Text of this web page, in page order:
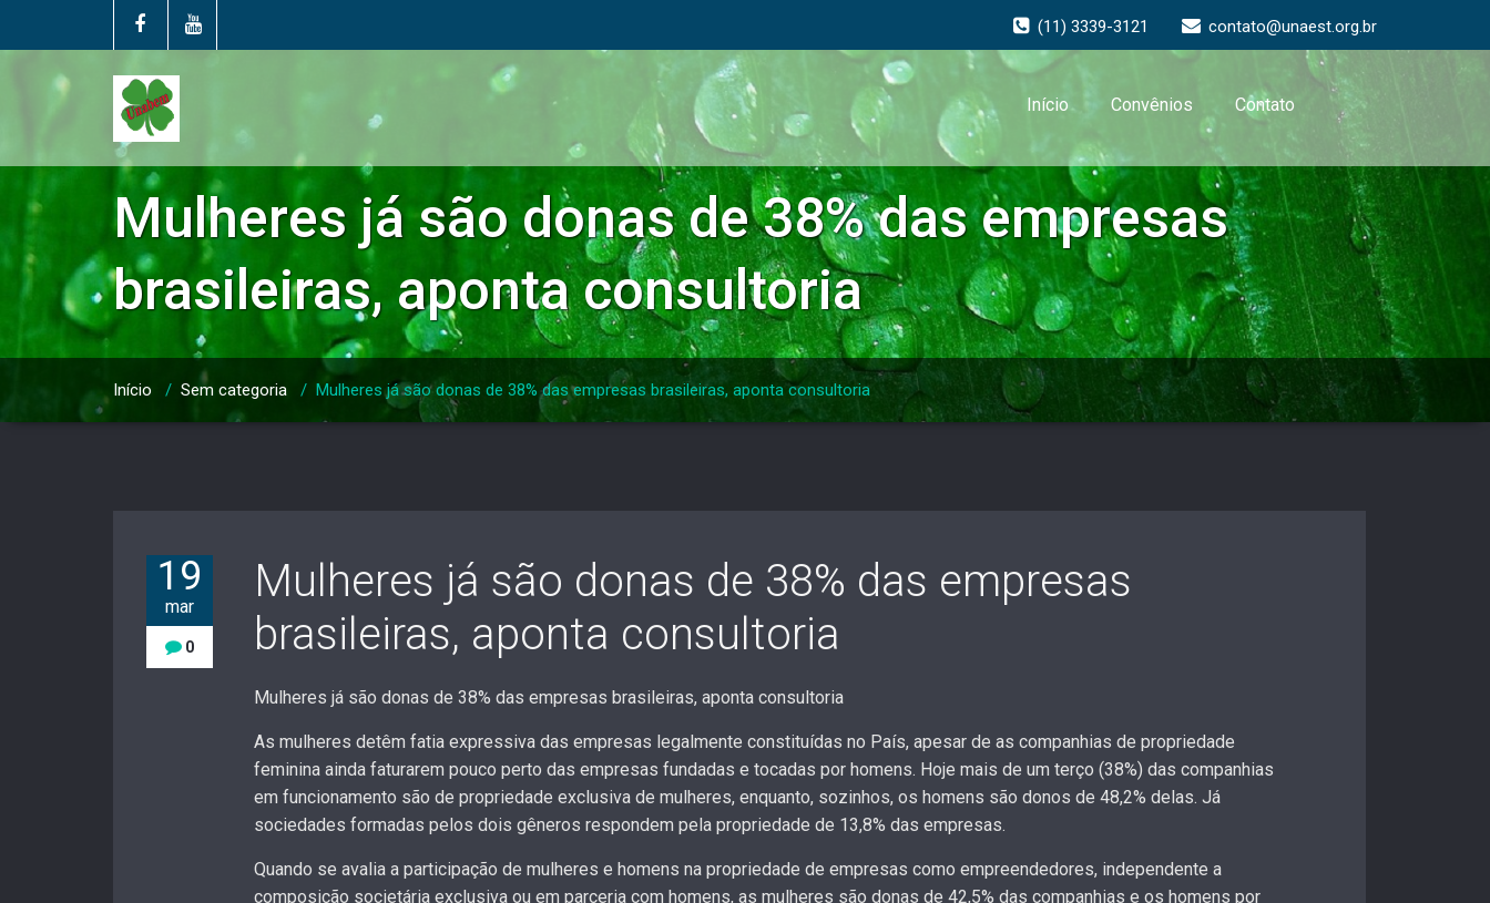
(11) 3339-3121 contato@unaest.org.br
Início Convênios Contato
Mulheres já são donas de 38% das empresas
brasileiras, aponta consultoria
Início / Sem categoria / Mulheres já são donas de 38% das empresas brasileiras, aponta consultoria
19
mar
0
Mulheres já são donas de 38% das empresas
brasileiras, aponta consultoria
Mulheres já são donas de 38% das empresas brasileiras, aponta consultoria
As mulheres detêm fatia expressiva das empresas legalmente constituídas no País, apesar de as companhias de propriedade
feminina ainda faturarem pouco perto das empresas fundadas e tocadas por homens. Hoje mais de um terço (38%) das companhias
em funcionamento são de propriedade exclusiva de mulheres, enquanto, sozinhos, os homens são donos de 48,2% delas. Já
sociedades formadas pelos dois gêneros respondem pela propriedade de 13,8% das empresas.
Quando se avalia a participação de mulheres e homens na propriedade de empresas como empreendedores, independente a
composição societária exclusiva ou em parceria com homens, as mulheres são donas de 42,5% das companhias e os homens por